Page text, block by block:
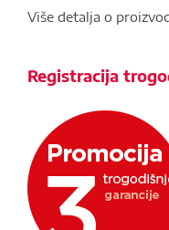
Više detalja o
Registracija